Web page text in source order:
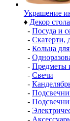
Украшение
♦ Декор
- Посуда и
- Скатерти,
- Кольца
-
- Предметы
- Свечи
-
-
-
-
-